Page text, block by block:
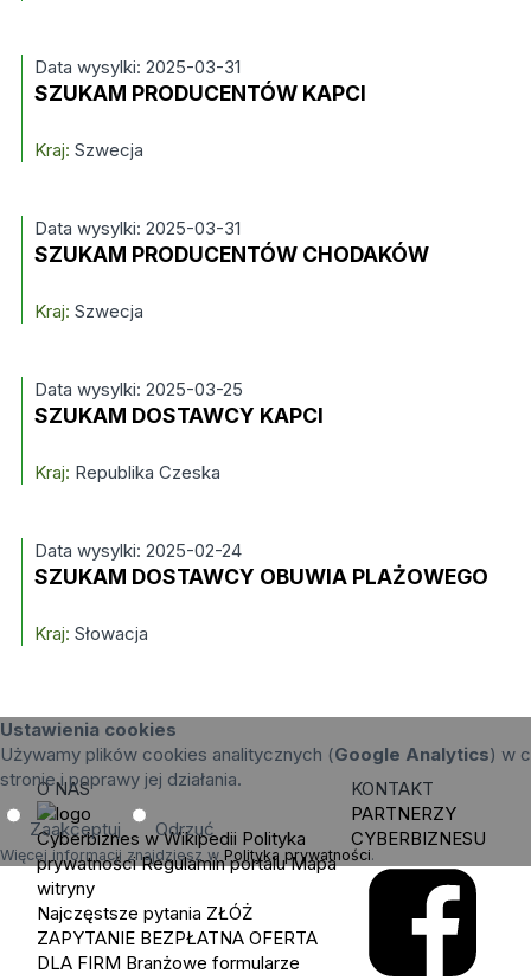
Data wysylki: 2025-03-31
SZUKAM PRODUCENTÓW KAPCI
Kraj: Szwecja
Data wysylki: 2025-03-31
SZUKAM PRODUCENTÓW CHODAKÓW
Kraj: Szwecja
Data wysylki: 2025-03-25
SZUKAM DOSTAWCY KAPCI
Kraj: Republika Czeska
Data wysylki: 2025-02-24
SZUKAM DOSTAWCY OBUWIA PLAŻOWEGO
Kraj: Słowacja
Ustawienia cookies
Używamy plików cookies analitycznych (Google Analytics) w
stronie i poprawy jej działania.
Zaakceptuj Odrzuć
Więcej informacji znajdziesz w Polityka prywatności.
O NAS
Cyberbiznes w Wikipedii Polityka
prywatności Regulamin portalu Mapa
witryny
Najczęstsze pytania ZŁÓŻ
ZAPYTANIE BEZPŁATNA OFERTA
DLA FIRM Branżowe formularze
KONTAKT
PARTNERZY
CYBERBIZNESU